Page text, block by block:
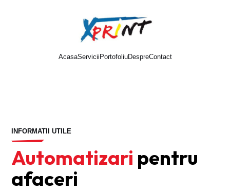
AcasaServicii PortofoliuDespreContact
INFORMATII UTILE
Automatizari pentru
afaceri